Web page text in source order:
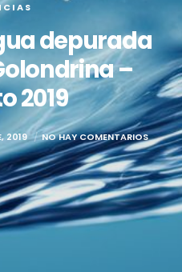
depurada
–
2019
2019 NO HAY COMENTARIOS